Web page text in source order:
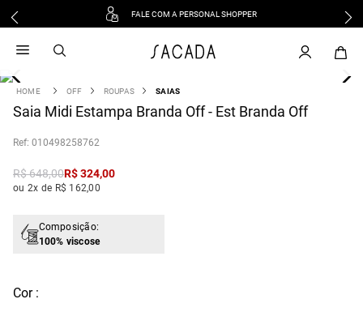
FALE COM A PERSONAL SHOPPER
OFF ROUPAS SAIAS
Saia Midi Estampa Branda Off - Est Branda Off
: 010498258762
R$648,00R$324,00
ou 2x de R$ 162,00
Composição:
100% viscose
Cor :
vestido
3 º blusa
º tricot
º macacão
jeans
vestido curto